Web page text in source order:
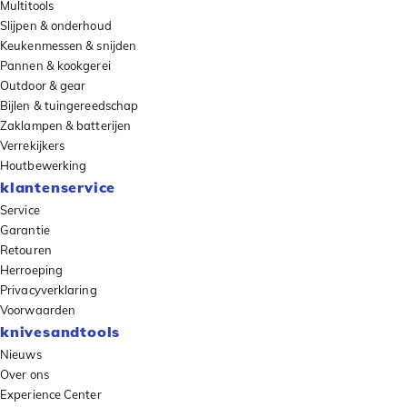
Multitools
Slijpen & onderhoud
Keukenmessen & snijden
Pannen & kookgerei
Outdoor & gear
Bijlen & tuingereedschap
Zaklampen & batterijen
Verrekijkers
Houtbewerking
klantenservice
Service
Garantie
Retouren
Herroeping
Privacyverklaring
Voorwaarden
knivesandtools
Nieuws
Over ons
Experience Center